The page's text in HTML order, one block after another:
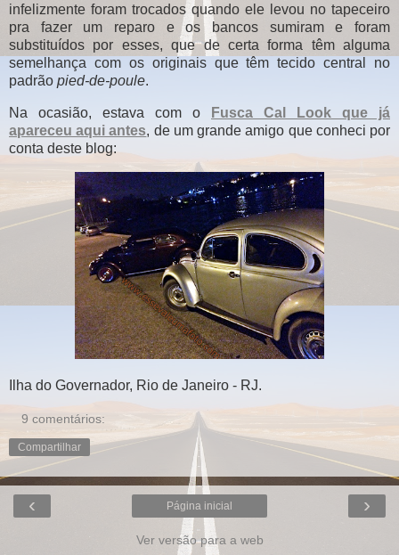
infelizmente foram trocados quando ele levou no tapeceiro
pra fazer um reparo e os bancos sumiram e foram
substituídos por esses, que de certa forma têm alguma
semelhança com os originais que têm tecido central no
padrão pied-de-poule.
Na ocasião, estava com o
Fusca Cal Look que já
apareceu aqui antes, de um grande amigo que conheci por
conta deste blog:
Ilha do Governador, Rio de Janeiro - RJ.
9 comentários:
Compartilhar
‹ ›
Página inicial
Ver versão para a web